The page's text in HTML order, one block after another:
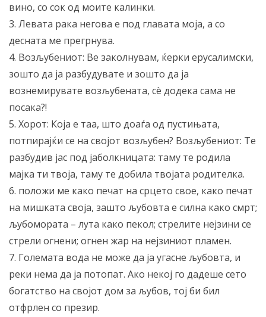
вино, со сок од моите калинки.
3. Левата рака негова е под главата моја, а со
десната ме прегрнува.
4. Возљубениот: Ве заколнувам, ќерки ерусалимски,
зошто да ја разбудувате и зошто да ја
вознемирувате возљубената, сè додека сама не
посака?!
5. Хорот: Која е таа, што доаѓа од пустињата,
потпирајќи се на својот возљубен? Возљубениот: Те
разбудив јас под јаболкницата: таму те родила
мајка ти твоја, таму те добила твојата родителка.
6. положи ме како печат на срцето свое, како печат
на мишката своја, зашто љубовта е силна како смрт;
љубомората – лута како пекол; стрелите нејзини се
стрели огнени; огнен жар на нејзиниот пламен.
7. Големата вода не може да ја угасне љубовта, и
реки нема да ја потопат. Ако некој го дадеше сето
богатство на својот дом за љубов, тој би бил
отфрлен со презир.